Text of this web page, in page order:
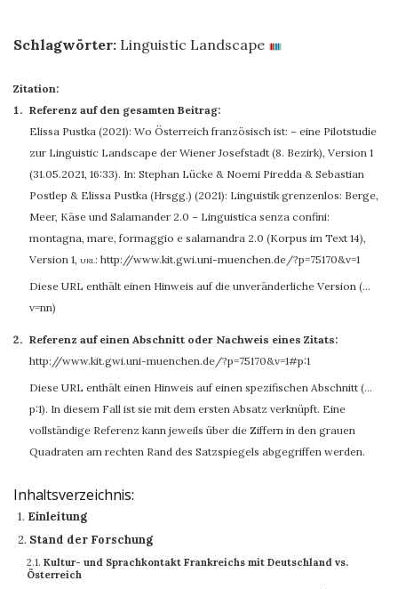
Schlagwörter: Linguistic Landscape
Zitation:
Referenz auf den gesamten Beitrag:
Elissa Pustka (2021): Wo Österreich französisch ist: – eine Pilotstudie
zur Linguistic Landscape der Wiener Josefstadt (8. Bezirk), Version 1
(31.05.2021, 16:33). In: Stephan Lücke & Noemi Piredda & Sebastian
Postlep & Elissa Pustka (Hrsgg.) (2021): Linguistik grenzenlos: Berge,
Meer, Käse und Salamander 2.0 – Linguistica senza confini:
montagna, mare, formaggio e salamandra 2.0 (Korpus im Text 14),
Version 1, url: http://www.kit.gwi.uni-muenchen.de/?p=75170&v=1
Diese URL enthält einen Hinweis auf die unveränderliche Version (…
v=nn)
Referenz auf einen Abschnitt oder Nachweis eines Zitats:
http://www.kit.gwi.uni-muenchen.de/?p=75170&v=1#p:1
Diese URL enthält einen Hinweis auf einen spezifischen Abschnitt (…
p:1). In diesem Fall ist sie mit dem ersten Absatz verknüpft. Eine
vollständige Referenz kann jeweils über die Ziffern in den grauen
Quadraten am rechten Rand des Satzspiegels abgegriffen werden.
Inhaltsverzeichnis:
1. Einleitung
2. Stand der Forschung
2.1. Kultur- und Sprachkontakt Frankreichs mit Deutschland vs.
Österreich